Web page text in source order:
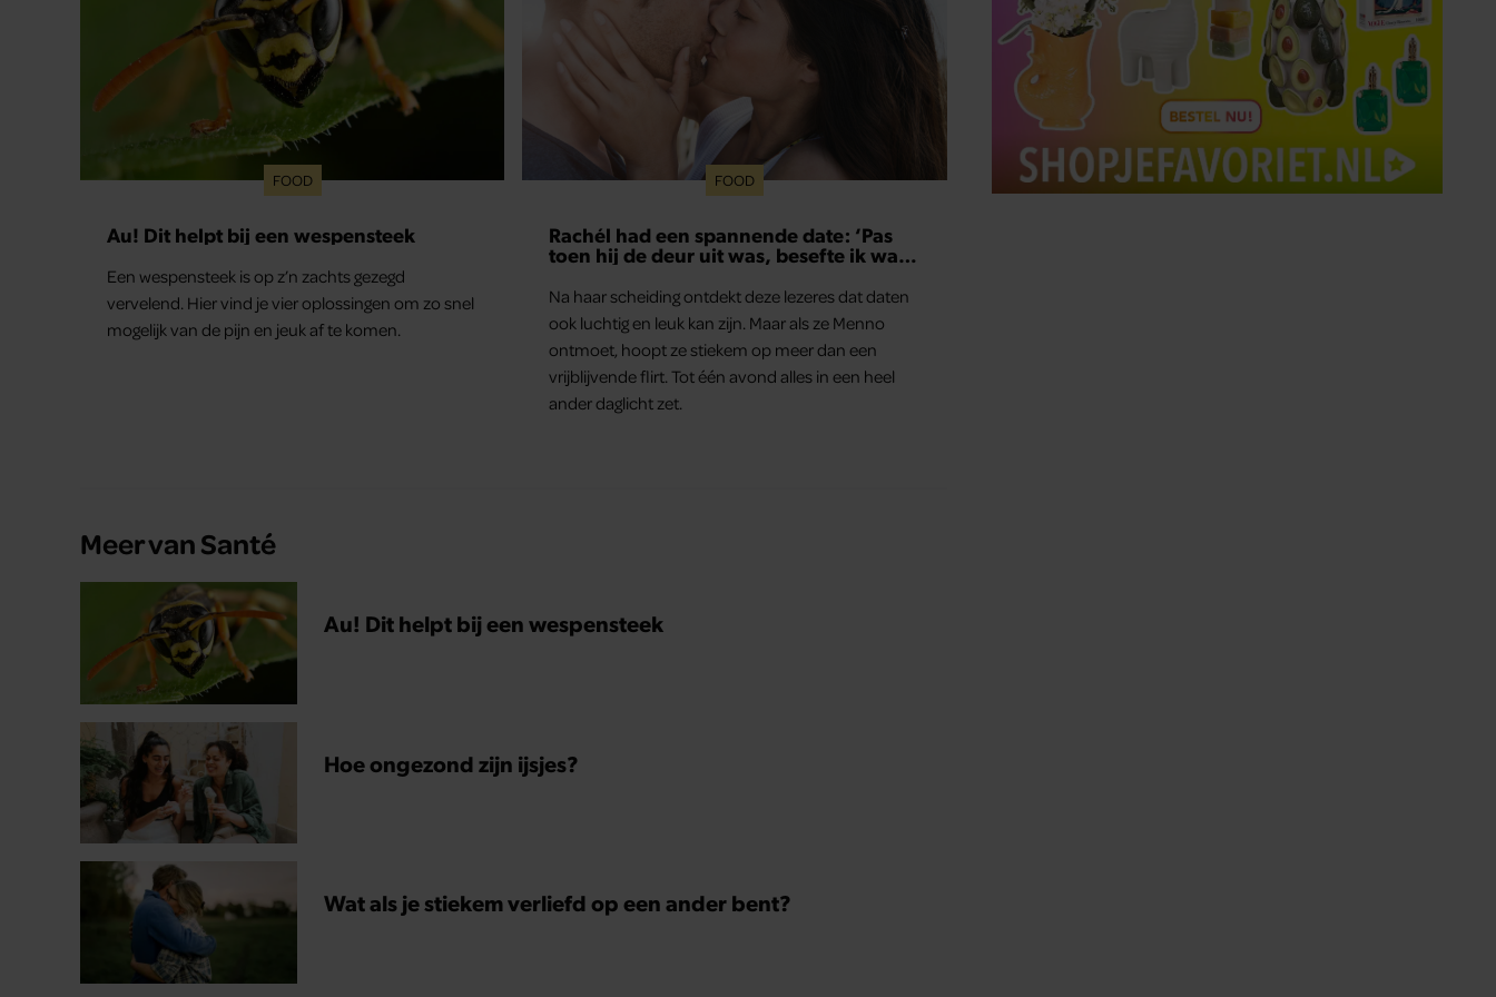
FOOD
Au! Dit helpt bij een wespensteek
Een wespensteek is op z’n zachts gezegd
vervelend. Hier vind je vier oplossingen om zo snel
mogelijk van de pijn en jeuk af te komen.
FOOD
Rachél had een spannende date: ‘Pas
toen hij de deur uit was, besefte ik wat
Na haar scheiding ontdekt deze lezeres dat daten
ook luchtig en leuk kan zijn. Maar als ze Menno
ontmoet, hoopt ze stiekem op meer dan een
vrijblijvende flirt. Tot één avond alles in een heel
ander daglicht zet.
Meer van Santé
Au! Dit helpt bij een wespensteek
Hoe ongezond zijn ijsjes?
Wat als je stiekem verliefd op een ander bent?